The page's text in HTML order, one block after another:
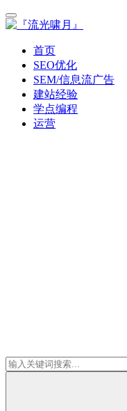
首页
SEO优化
SEM/信息流广告
建站经验
学点编程
运营